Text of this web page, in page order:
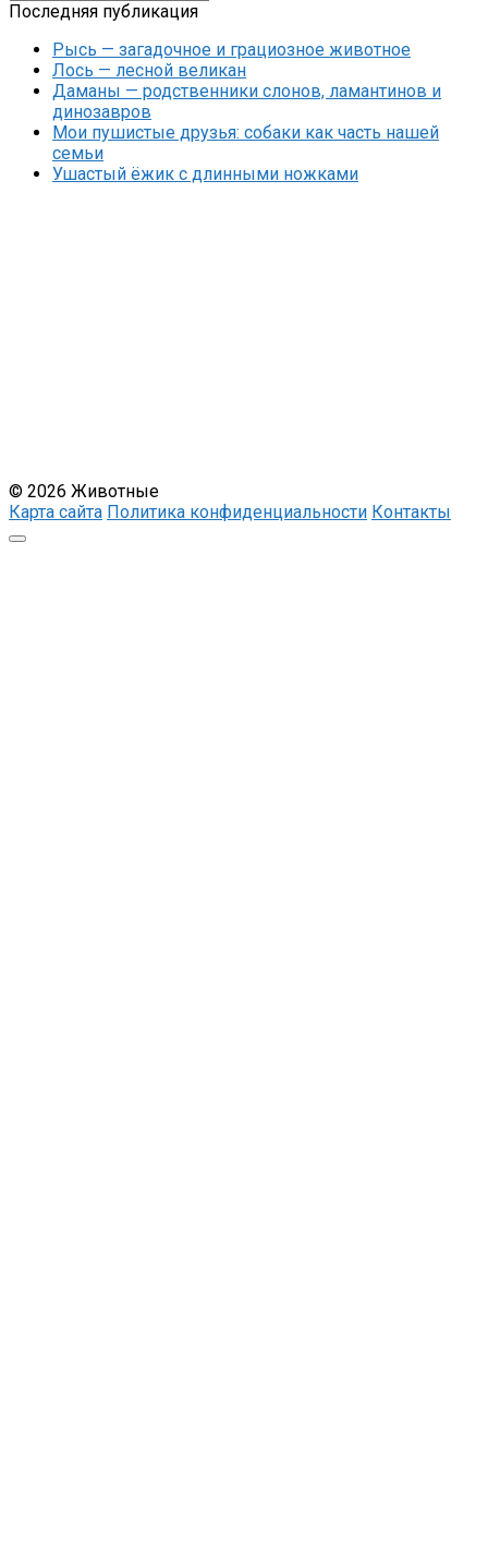
Последняя публикация
Рысь — загадочное и грациозное животное
Лось — лесной великан
Даманы — родственники слонов, ламантинов и
динозавров
Мои пушистые друзья: собаки как часть нашей
семьи
Ушастый ёжик с длинными ножками
© 2026 Животные
Карта сайта Политика конфиденциальности Контакты